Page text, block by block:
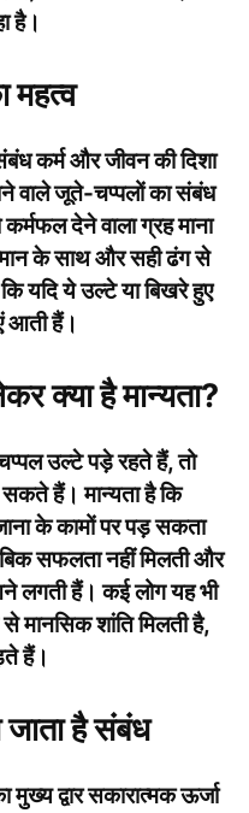
है।
महत्व
कर्म और जीवन की दिशा
वाले जूते-चप्पलों का संबंध
देने वाला ग्रह माना
के साथ और सही ढंग से
यदि ये उल्टे या बिखरे हुए
आती हैं।
क्या है मान्यता?
उल्टे पड़े रहते हैं, तो
हैं। मान्यता है कि
के कामों पर पड़ सकता
सफलता नहीं मिलती और
लगती हैं। कई लोग यह भी
मानसिक शांति मिलती है,
हैं।
जाता है संबंध
द्वार सकारात्मक ऊर्जा